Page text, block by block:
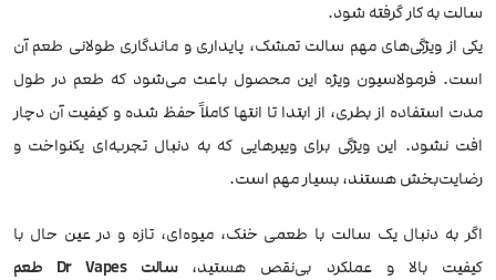
سالت به کار گرفته شود.
یکی از ویژگی‌های مهم سالت تمشک، پایداری و ماندگاری طولانی طعم آن
است. فرمولاسیون ویژه این محصول باعث می‌شود که طعم در طول
مدت استفاده از بطری، از ابتدا تا انتها کاملاً حفظ شده و کیفیت آن دچار
افت نشود. این ویژگی برای ویپرهایی که به دنبال تجربه‌ای یکنواخت و
رضایت‌بخش هستند، بسیار مهم است.
اگر به دنبال یک سالت با طعمی خنک، میوه‌ای، تازه و در عین حال با
کیفیت بالا و عملکرد بی‌نقص هستید،سالت
Dr Vapes طعم